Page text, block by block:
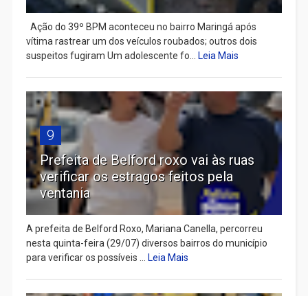
Ação do 39º BPM aconteceu no bairro Maringá após
vítima rastrear um dos veículos roubados; outros dois
suspeitos fugiram Um adolescente fo... Leia Mais
9
Prefeita de Belford roxo vai às ruas
verificar os estragos feitos pela
ventania
A prefeita de Belford Roxo, Mariana Canella, percorreu
nesta quinta-feira (29/07) diversos bairros do município
para verificar os possíveis ... Leia Mais